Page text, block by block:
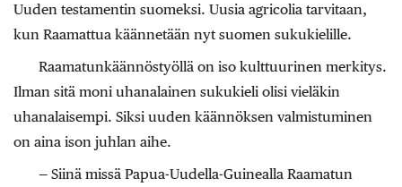
Uuden testamentin suomeksi. Uusia agricolia tarvitaan,
kun Raamattua käännetään nyt suomen sukukielille.
Raamatunkäännöstyöllä on iso kulttuurinen merkitys.
Ilman sitä moni uhanalainen sukukieli olisi vieläkin
uhanalaisempi. Siksi uuden käännöksen valmistuminen
on aina ison juhlan aihe.
— Siinä missä Papua-Uudella-Guinealla Raamatun